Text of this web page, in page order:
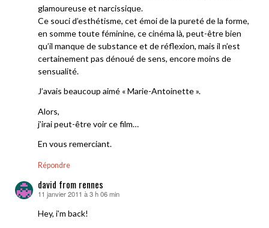
glamoureuse et narcissique.
Ce souci d’esthétisme, cet émoi de la pureté de la forme,
en somme toute féminine, ce cinéma là, peut-être bien
qu’il manque de substance et de réflexion, mais il n’est
certainement pas dénoué de sens, encore moins de
sensualité.
J’avais beaucoup aimé « Marie-Antoinette ».
Alors,
j’irai peut-être voir ce film…
En vous remerciant.
Répondre
david from rennes
dit :
11 janvier 2011 à 3 h 06 min
Hey, i’m back!